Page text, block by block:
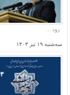
زود ...
سه‌شنبه ۱۹ تیر ۱۴۰۳